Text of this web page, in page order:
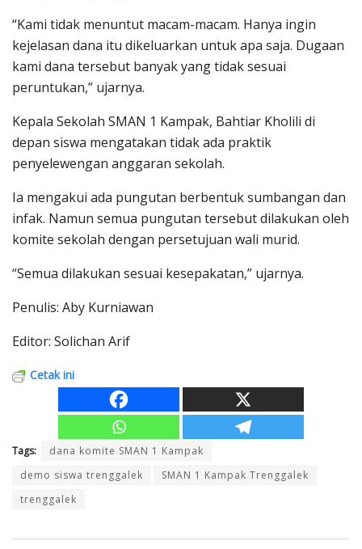
“Kami tidak menuntut macam-macam. Hanya ingin
kejelasan dana itu dikeluarkan untuk apa saja. Dugaan
kami dana tersebut banyak yang tidak sesuai
peruntukan,” ujarnya.
Kepala Sekolah SMAN 1 Kampak, Bahtiar Kholili di
depan siswa mengatakan tidak ada praktik
penyelewengan anggaran sekolah.
Ia mengakui ada pungutan berbentuk sumbangan dan
infak. Namun semua pungutan tersebut dilakukan oleh
komite sekolah dengan persetujuan wali murid.
“Semua dilakukan sesuai kesepakatan,” ujarnya.
Penulis: Aby Kurniawan
Editor: Solichan Arif
Cetak ini
Tags:
dana komite SMAN 1 Kampak
demo siswa trenggalek
SMAN 1 Kampak Trenggalek
trenggalek